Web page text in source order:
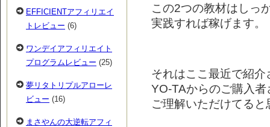
この2つの教材はしっ
実践すれば稼げます。
それはここ最近で紹
YO-TAからのご購入
ご理解いただけてると
EFFICIENTアフィリエイ
トレビュー (6)
ワンデイアフィリエイト
プログラムレビュー (25)
夢リタトリプルアローレ
ビュー (16)
まさやんの大逆転アフィ